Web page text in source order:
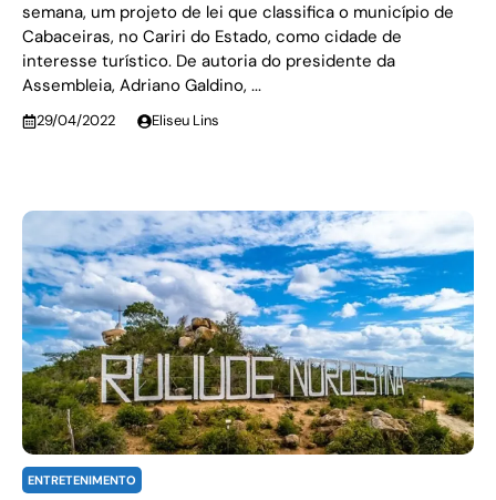
semana, um projeto de lei que classifica o município de
Cabaceiras, no Cariri do Estado, como cidade de
interesse turístico. De autoria do presidente da
Assembleia, Adriano Galdino, ...
29/04/2022 Eliseu Lins
ENTRETENIMENTO